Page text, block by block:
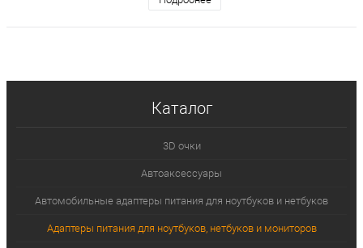
Каталог
3D очки
Автоаксессуары
Автомобильные адаптеры питания для ноутбуков и нетбуков
Адаптеры питания для ноутбуков, нетбуков и мониторов